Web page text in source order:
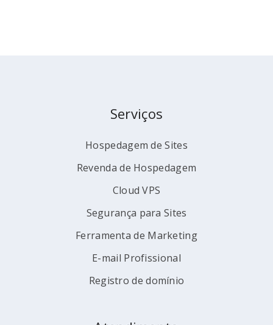
Serviços
Hospedagem de Sites
Revenda de Hospedagem
Cloud VPS
Segurança para Sites
Ferramenta de Marketing
E-mail Profissional
Registro de domínio